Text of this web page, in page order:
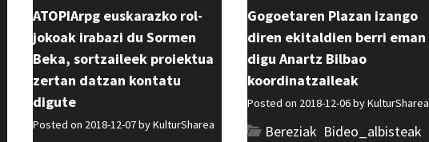
ATOPIArpg euskarazko rol-
jokoak irabazi du Sormen
Beka, sortzaileek proiektua
zertan datzan kontatu
digute
Posted on 2018-12-07 byKulturSharea
Gogoetaren Plazan izango
diren ekitaldien berri eman
digu Anartz Bilbao
koordinatzaileak
Posted on 2018-12-06 byKulturSharea
Bereziak Bideo_albisteak